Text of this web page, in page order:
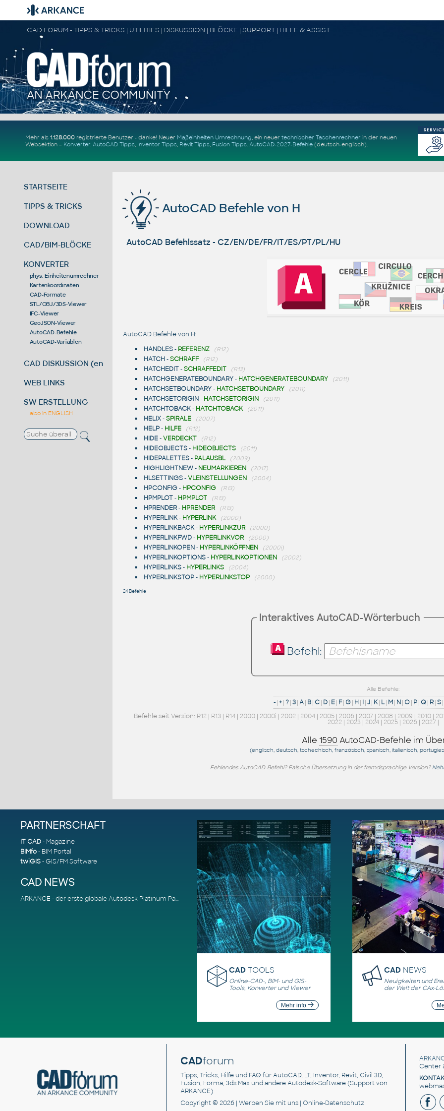
CAD FORUM - TIPPS & TRICKS | UTILITIES | DISKUSSION | BLÖCKE | SUPPORT | HILFE & ASSISTANCE
Mehr als 1.128.000registrierte Benutzer - danke! Neuer Maßeinheiten Umrechnung, ein neuer technischer Taschenrechner in der neuen
Websektion – Konverter. AutoCAD Tipps, Inventor Tipps, Revit Tipps, Fusion Tipps. AutoCAD-2027-Befehle(deutsch-englisch).
STARTSEITE
TIPPS & TRICKS
DOWNLOAD
CAD/BIM-BLÖCKE
KONVERTER
phys. Einheitenumrechner
Kartenkoordinaten
CAD-Formate
STL/OBJ/3DS-Viewer
IFC-Viewer
GeoJSON-Viewer
AutoCAD-Befehle
AutoCAD-Variablen
CAD DISKUSSION (en)
WEB LINKS
SW ERSTELLUNG
also in ENGLISH
AutoCAD Befehle von H
AutoCAD Befehlssatz - CZ/EN/DE/FR/IT/ES/PT/PL/HU
AutoCAD Befehle von H:
HANDLES- REFERENZ (R12)
HATCH-SCHRAFF (R12)
HATCHEDIT-SCHRAFFEDIT (R13)
HATCHGENERATEBOUNDARY- HATCHGENERATEBOUNDARY (2011)
HATCHSETBOUNDARY- HATCHSETBOUNDARY (2011)
HATCHSETORIGIN- HATCHSETORIGIN (2011)
HATCHTOBACK- HATCHTOBACK (2011)
HELIX-SPIRALE (2007)
HELP- HILFE (R12)
HIDE-VERDECKT (R12)
HIDEOBJECTS- HIDEOBJECTS (2011)
HIDEPALETTES- PALAUSBL (2009)
HIGHLIGHTNEW- NEUMARKIEREN (2017)
HLSETTINGS-VLEINSTELLUNGEN (2004)
HPCONFIG- HPCONFIG (R13)
HPMPLOT- HPMPLOT (R13)
HPRENDER- HPRENDER (R13)
HYPERLINK- HYPERLINK (2000)
HYPERLINKBACK- HYPERLINKZUR (2000)
HYPERLINKFWD- HYPERLINKVOR (2000)
HYPERLINKOPEN- HYPERLINKÖFFNEN (2000i)
HYPERLINKOPTIONS- HYPERLINKOPTIONEN (2002)
HYPERLINKS- HYPERLINKS (2004)
HYPERLINKSTOP- HYPERLINKSTOP (2000)
24 Befehle
Interaktives AutoCAD-Wörterbuch
Befehl:
Alle Befehle:
-|+| ?|3|A| B|C| D| E| F|G| H| I|J| K| L| M| N|O| P|Q| R|S|
Befehle seit Version: R12 | R13 | R14 | 2000 | 2000i | 2002 | 2004 | 2005 | 2006 | 2007 | 2008 | 2009 | 2010 |
2022| 2023 | 2024| 2025| 2026 | 2027|
Alle 1590 AutoCAD-Befehle im
(englisch, deutsch, tschechisch, französisch, spanisch, italienisch,
Fehlendes AutoCAD-Befehl? Falsche Übersetzung in der fremdsprachige Version?
PARTNERSCHAFT
IT CAD- Magazine
BIMfo- BIM Portal
twiGIS- GIS/FM Software
CAD NEWS
ARKANCE - der erste globale Autodesk Platinum Partner
CAD TOOLS
Online-CAD-, BIM- und GIS-
Tools, Konverter und Viewer
Mehr info
CAD NEWS
Neuigkeiten und
der Welt der CAx-
CADforum
Tipps, Tricks, Hilfe und FAQ für AutoCAD, LT, Inventor, Revit, Civil 3D,
Fusion, Forma, 3ds Max und andere Autodesk-Software (Support von
ARKANCE)
Copyright © 2026 | Werben Siemit uns | Online-Datenschutz
Center